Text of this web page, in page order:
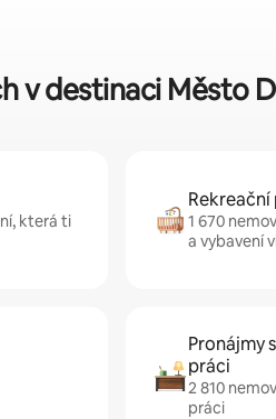
v destinaci Město
která ti
1 670
a vybavení
Pronájmy
práci
2 810
práci